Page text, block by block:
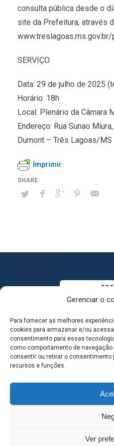
Gerenciar o
Para fornecer as melhores
cookies para armazenar e/ou
consentimento para essas
como comportamento de
consentir ou retirar o
recursos e funções.
Ver
consulta pública desde o
site da Prefeitura, através
SERVIÇO
Data: 29 de julho de 2025
Horário: 18h
Local: Plenário da Câmara
Endereço: Rua Sunao
Dumont – Três Lagoas/MS
Imprimir
MAPA DO SITE
SEDE DO